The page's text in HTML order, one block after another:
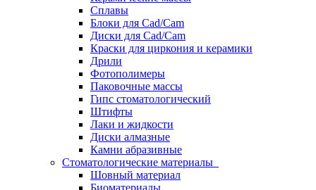
Сплавы
Блоки для Cad/Cam
Диски для Cad/Cam
Краски для циркония и керамики
Дрили
Фотополимеры
Паковочные массы
Гипс стоматологический
Штифты
Лаки и жидкости
Диски алмазные
Камни абразивные
Стоматологические материалы
Шовный материал
Биоматериалы